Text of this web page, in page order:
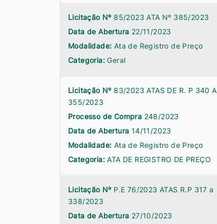
Licitação Nº85/2023 ATA Nº 385/2023
Data de Abertura 22/11/2023
Modalidade: Ata de Registro de Preço
Categoria:Geral
Licitação Nº83/2023 ATAS DE R. P 340 A
355/2023
Processo de Compra 248/2023
Data de Abertura 14/11/2023
Modalidade: Ata de Registro de Preço
Categoria:ATA DE REGISTRO DE PREÇO
Licitação Nº P.E 76/2023 ATAS R.P 317 a
338/2023
Data de Abertura 27/10/2023